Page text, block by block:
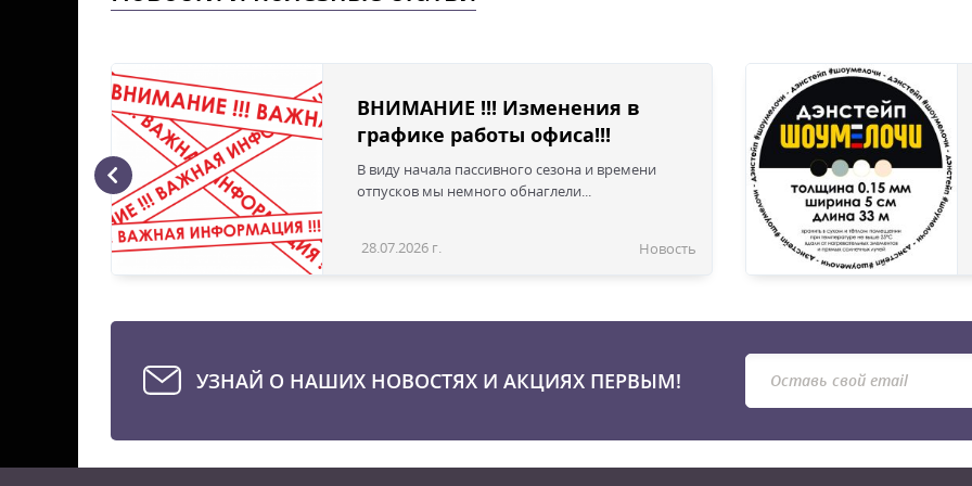
ВНИМАНИЕ !!! Изменения в
графике работы офиса!!!
В виду начала пассивного сезона и времени
отпусков мы немного обнаглели...
28.07.2026 г. Новость
УЗНАЙ О НАШИХ НОВОСТЯХ И АКЦИЯХ ПЕРВЫМ!